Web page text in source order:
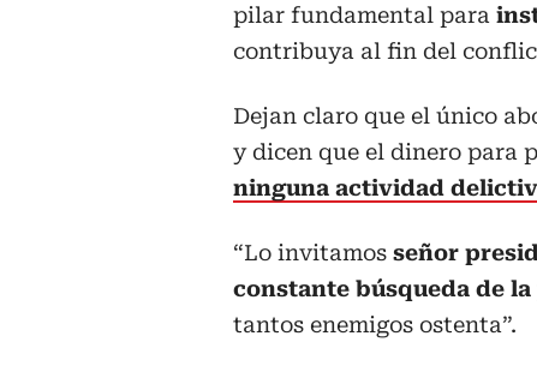
pilar fundamental para
contribuya al fin del
Dejan claro que el único
y dicen que el dinero para
ninguna actividad
“Lo invitamos señor
constante búsqueda de la
tantos enemigos ostenta”.